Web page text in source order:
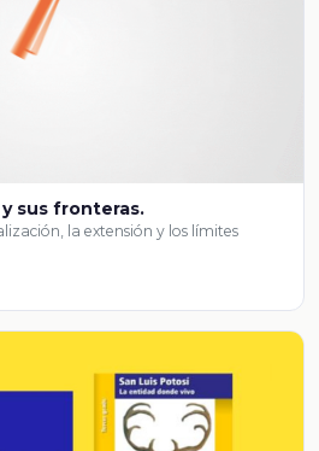
sus fronteras.
la extensión y los límites